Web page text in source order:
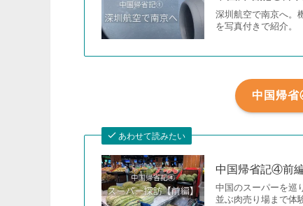
深圳航空で南京へ。
を写真付きで紹介。
中国帰省
あわせて読みたい
中国帰省記④前
中国のスーパーを巡
並ぶ肉売り場まで体